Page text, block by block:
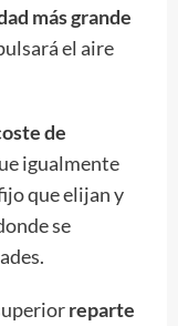
más grande
el aire
de
igualmente
que elijan y
se
reparte